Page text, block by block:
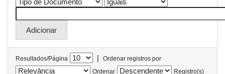
Resultados/Página |
Ordenar registros por
Ordenar
Registro(s)